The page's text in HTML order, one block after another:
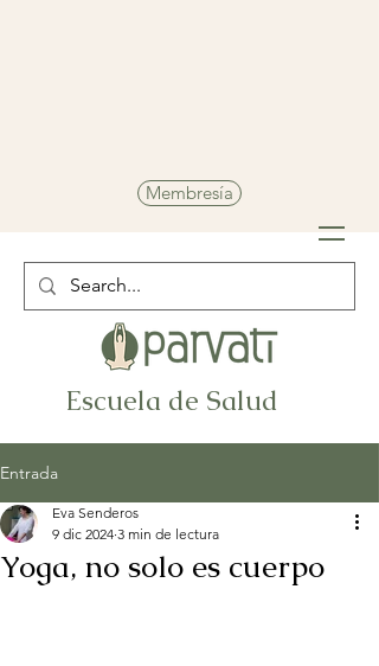
Membresía
Escuela de Salud
Entrada
Yoga, no solo es cuerpo
Eva Senderos
9 dic 2024 3 min de lectura